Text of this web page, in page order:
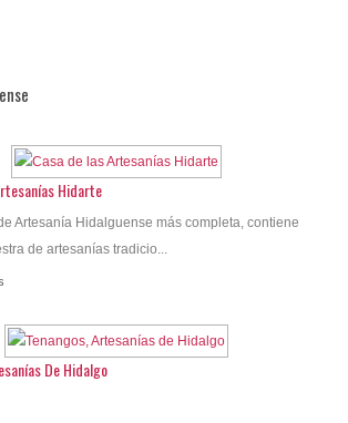
Hidarte
Artesanía Hidalguense más completa, contiene
de artesanías tradicio...
De Hidalgo